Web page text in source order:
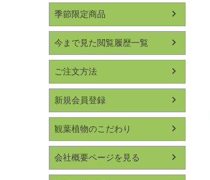
季節限定商品
今まで見た閲覧履歴一覧
ご注文方法
新規会員登録
観葉植物のこだわり
会社概要ページを見る